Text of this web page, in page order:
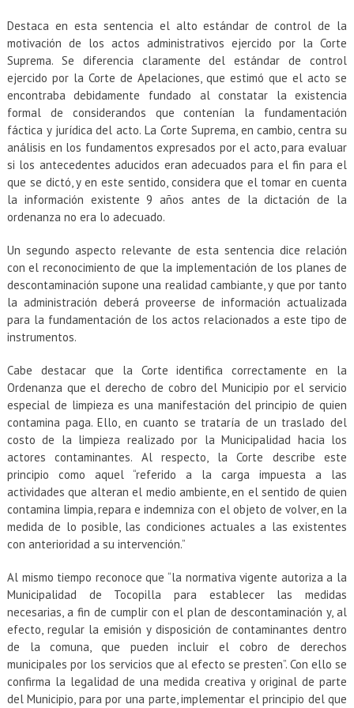
Destaca en esta sentencia el alto estándar de control de la
motivación de los actos administrativos ejercido por la Corte
Suprema. Se diferencia claramente del estándar de control
ejercido por la Corte de Apelaciones, que estimó que el acto se
encontraba debidamente fundado al constatar la existencia
formal de considerandos que contenían la fundamentación
fáctica y jurídica del acto. La Corte Suprema, en cambio, centra su
análisis en los fundamentos expresados por el acto, para evaluar
si los antecedentes aducidos eran adecuados para el fin para el
que se dictó, y en este sentido, considera que el tomar en cuenta
la información existente 9 años antes de la dictación de la
ordenanza no era lo adecuado.
Un segundo aspecto relevante de esta sentencia dice relación
con el reconocimiento de que la implementación de los planes de
descontaminación supone una realidad cambiante, y que por tanto
la administración deberá proveerse de información actualizada
para la fundamentación de los actos relacionados a este tipo de
instrumentos.
Cabe destacar que la Corte identifica correctamente en la
Ordenanza que el derecho de cobro del Municipio por el servicio
especial de limpieza es una manifestación del principio de quien
contamina paga. Ello, en cuanto se trataría de un traslado del
costo de la limpieza realizado por la Municipalidad hacia los
actores contaminantes. Al respecto, la Corte describe este
principio como aquel “referido a la carga impuesta a las
actividades que alteran el medio ambiente, en el sentido de quien
contamina limpia, repara e indemniza con el objeto de volver, en la
medida de lo posible, las condiciones actuales a las existentes
con anterioridad a su intervención.”
Al mismo tiempo reconoce que “la normativa vigente autoriza a la
Municipalidad de Tocopilla para establecer las medidas
necesarias, a fin de cumplir con el plan de descontaminación y, al
efecto, regular la emisión y disposición de contaminantes dentro
de la comuna, que pueden incluir el cobro de derechos
municipales por los servicios que al efecto se presten”. Con ello se
confirma la legalidad de una medida creativa y original de parte
del Municipio, para por una parte, implementar el principio del que